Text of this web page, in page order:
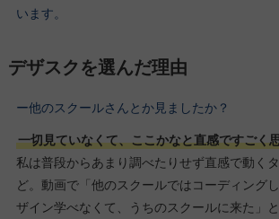
います。
デザスクを選んだ理由
ー他のスクールさんとか見ましたか？
一切見ていなくて、ここかなと直感ですごく
私は普段からあまり調べたりせず直感で動く
ど。動画で「他のスクールではコーディング
ザイン学べなくて、うちのスクールに来た」